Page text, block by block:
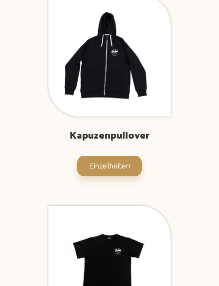
Kapuzenpullover
Einzelheiten